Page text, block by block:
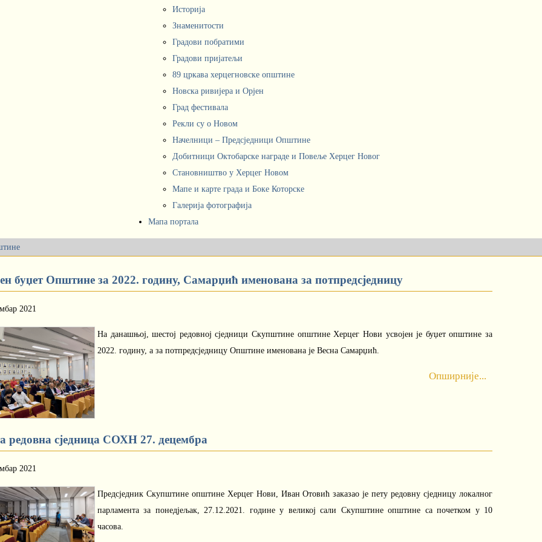
Историја
Знаменитости
Градови побратими
Градови пријатељи
89 цркава херцегновске општине
Новска ривијера и Орјен
Град фестивала
Рекли су о Новом
Начелници – Предсједници Општине
Добитници Октобарске награде и Повеље Херцег Новог
Становништво у Херцег Новом
Мапе и карте града и Боке Которске
Галерија фотографија
Мапа портала
буџет Општине за 2022. годину, Самарџић именована за потпредсједницу
2021
На данашњој, шестој редовној сједници Скупштине општине Херцег Нови усвојен је буџет општине за
2022. годину, а за потпредсједницу Општине именована је Весна Самарџић.
Опширније...
редовна сједница СОХН 27. децембра
2021
Предсједник Скупштине општине Херцег Нови, Иван Отовић заказао је пету редовну сједницу локалног
парламента за понедјељак, 27.12.2021. године у великој сали Скупштине општине са почетком у 10
часова.